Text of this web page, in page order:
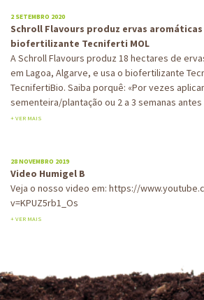
2 SETEMBRO 2020
Schroll Flavours produz ervas
biofertilizante Tecniferti MOL
A Schroll Flavours produz 18 hectares de
em Lagoa, Algarve, e usa o biofertilizante
TecnifertiBio. Saiba porquê: «Por vezes
sementeira/plantação ou 2 a 3 semanas
+ VER MAIS
28 NOVEMBRO 2019
Video Humigel B
Veja o nosso video em: https://
v=KPUZ5rb1_Os
+ VER MAIS